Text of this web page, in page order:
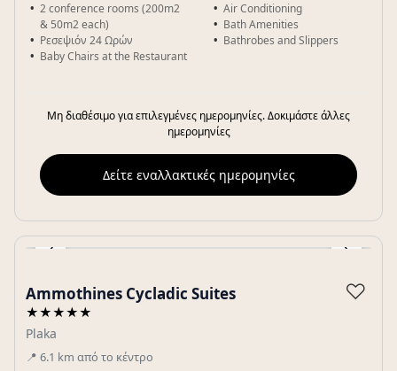
2 conference rooms (200m2
& 50m2 each)
Ρεσεψιόν 24 Ωρών
Baby Chairs at the Restaurant
Air Conditioning
Bath Amenities
Bathrobes and Slippers
Μη διαθέσιμο για επιλεγμένες ημερομηνίες. Δοκιμάστε άλλες
ημερομηνίες
Δείτε εναλλακτικές ημερομηνίες
‹ ›
Ammothines Cycladic Suites
★★★★★
Plaka
📍 6.1 km από το κέντρο
♡